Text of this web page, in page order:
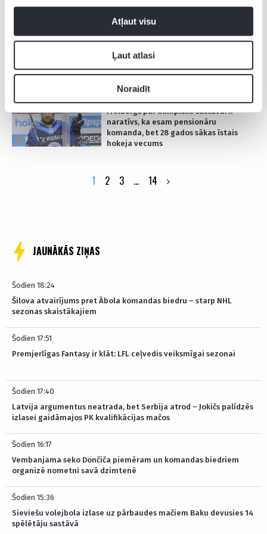
Atļaut visu
Ļaut atlasi
Noraidīt
VIDEO
09.01.2026 21:39
Jaks diriģē vairākumu latviešu duelī,
Freibergs atgriežas laukumā
Freibergs par olimpisko sastāvu: Ir
naratīvs, ka esam pensionāru
komanda, bet 28 gados sākas īstais
hokeja vecums
1 2 3 … 14
JAUNĀKĀS ZIŅAS
Šodien 18:24
Šilova atvairījums pret Ābola komandas biedru – starp NHL
sezonas skaistākajiem
Šodien 17:51
Premjerlīgas Fantasy ir klāt: LFL ceļvedis veiksmīgai sezonai
Šodien 17:40
Latvija argumentus neatrada, bet Serbija atrod – Jokičs palīdzēs
izlasei gaidāmajos PK kvalifikācijas mačos
Šodien 16:17
Vembanjama seko Dončiča piemēram un komandas biedriem
organizē nometni savā dzimtenē
Šodien 15:36
Sieviešu volejbola izlase uz pārbaudes mačiem Baku devusies 14
spēlētāju sastāvā